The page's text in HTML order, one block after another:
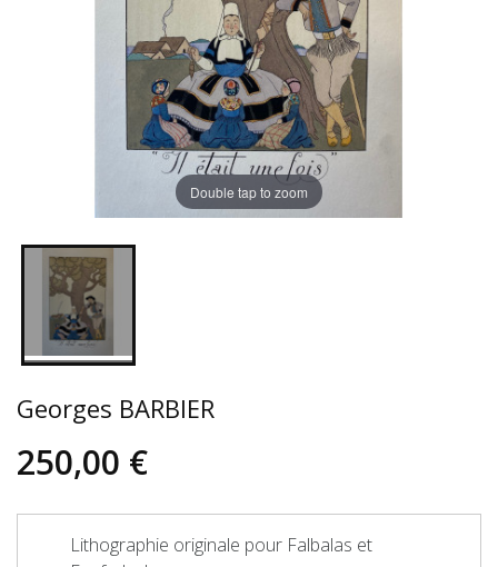
Double tap to zoom
Georges BARBIER
250,00 €
Lithographie originale pour Falbalas et